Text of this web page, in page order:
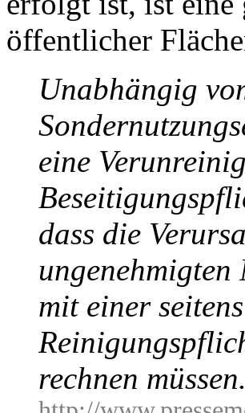
öffentlicher
Unabhängig
eine
dass die
mit einer
rechnen müssen.